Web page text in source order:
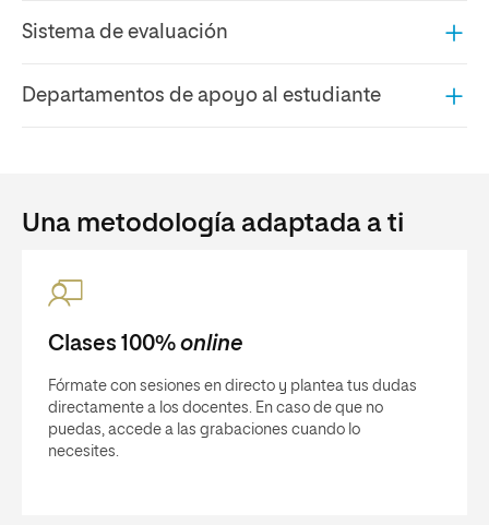
Sistema de evaluación
Departamentos de apoyo al estudiante
Una metodología adaptada a ti
Clases 100% online
Fórmate con sesiones en directo y plantea tus dudas
directamente a los docentes. En caso de que no
puedas, accede a las grabaciones cuando lo
necesites.